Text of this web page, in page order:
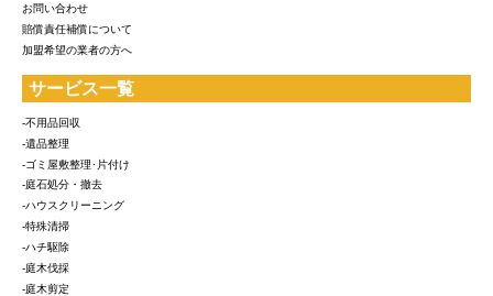
お問い合わせ
賠償責任補償について
加盟希望の業者の方へ
サービス一覧
-不用品回収
-遺品整理
-ゴミ屋敷整理･片付け
-庭石処分・撤去
-ハウスクリーニング
-特殊清掃
-ハチ駆除
-庭木伐採
-庭木剪定